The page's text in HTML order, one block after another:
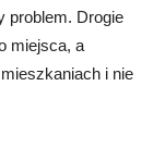
problem. Drogie
miejsca, a
i nie